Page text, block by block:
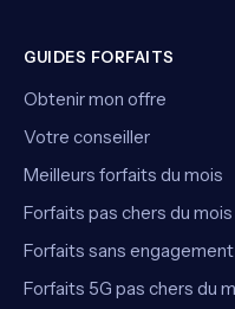
GUIDES FORFAITS
Obtenir mon offre
Votre conseiller
Meilleurs forfaits du mois
Forfaits pas chers du mois
Forfaits sans
Forfaits 5G pas chers du